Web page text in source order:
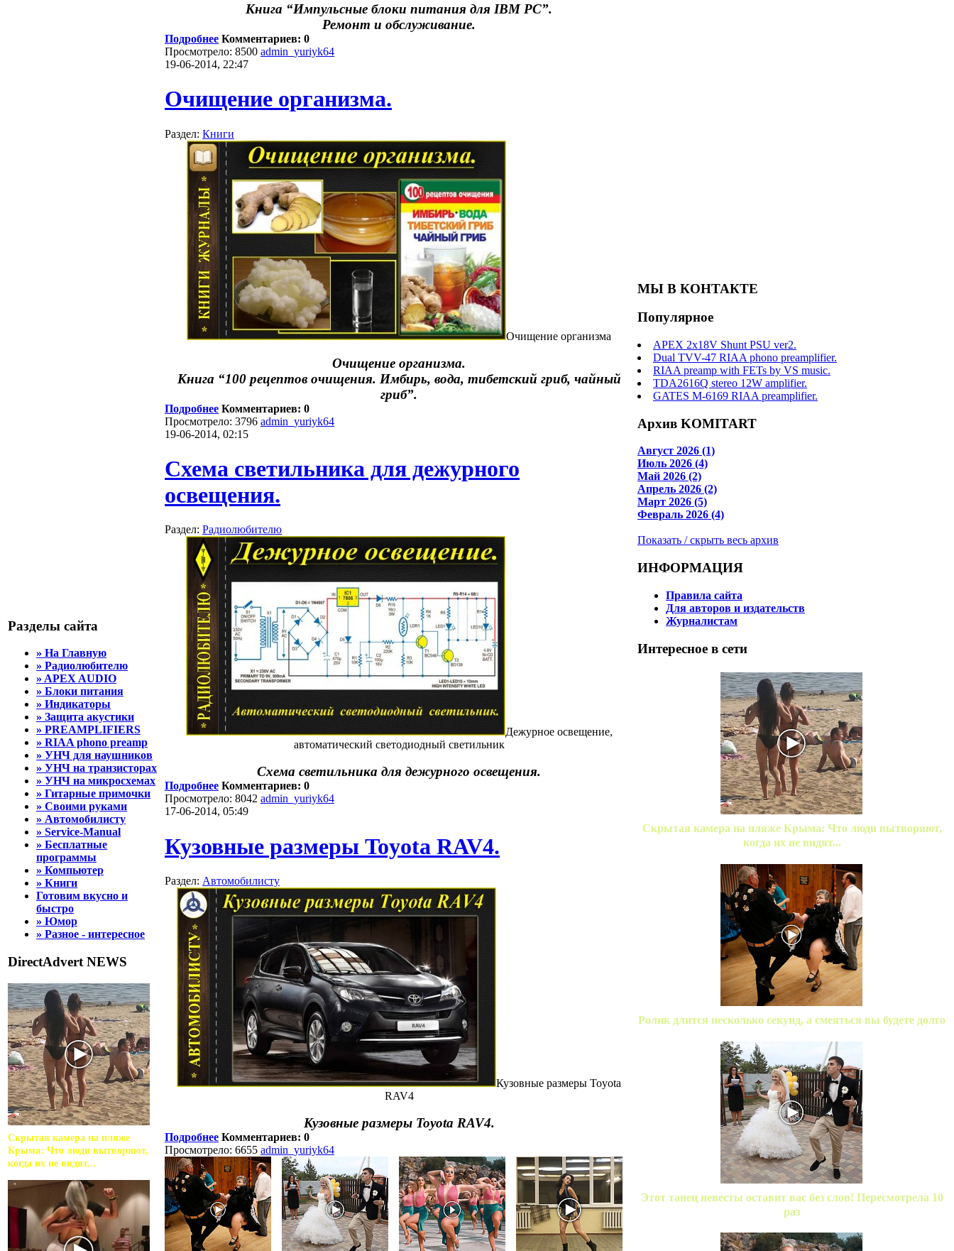
Разделы сайта
» На Главную
» Радиолюбителю
» APEX AUDIO
» Блоки питания
» Индикаторы
» Защита акустики
» PREAMPLIFIERS
» RIAA phono preamp
» УНЧ для наушников
» УНЧ на транзисторах
» УНЧ на микросхемах
» Гитарные примочки
» Своими руками
» Автомобилисту
» Service-Manual
» Бесплатные
программы
» Компьютер
» Книги
Готовим вкусно и
быстро
» Юмор
» Разное - интересное
DirectAdvert NEWS
Скрытая камера на пляже
Крыма: Что люди вытворяют,
когда их не видят...
Книга “Импульсные блоки питания для IBM PC”.
Ремонт и обслуживание.
Подробнее Комментариев: 0
Просмотрело: 8500 admin_yuriyk64
19-06-2014, 22:47
Очищение организма.
Раздел: Книги
Очищение организма
Очищение организма.
Книга “100 рецептов очищения. Имбирь, вода, тибетский гриб, чайный
гриб”.
Подробнее Комментариев: 0
Просмотрело: 3796 admin_yuriyk64
19-06-2014, 02:15
Схема светильника для дежурного
освещения.
Раздел: Радиолюбителю
Дежурное освещение,
автоматический светодиодный светильник
Схема светильника для дежурного освещения.
Подробнее Комментариев: 0
Просмотрело: 8042 admin_yuriyk64
17-06-2014, 05:49
Кузовные размеры Toyota RAV4.
Раздел: Автомобилисту
Кузовные размеры Toyota
RAV4
Кузовные размеры Toyota RAV4.
Подробнее Комментариев: 0
Просмотрело: 6655 admin_yuriyk64
МЫ В КОНТАКТЕ
Популярное
APEX 2x18V Shunt PSU ver2.
Dual TVV-47 RIAA phono preamplifier.
RIAA preamp with FETs by VS music.
TDA2616Q stereo 12W amplifier.
GATES M-6169 RIAA preamplifier.
Архив KOMITART
Август 2026 (1)
Июль 2026 (4)
Май 2026 (2)
Апрель 2026 (2)
Март 2026 (5)
Февраль 2026 (4)
Показать / скрыть весь архив
ИНФОРМАЦИЯ
Правила сайта
Для авторов и издательств
Журналистам
Интересное в сети
Скрытая камера на пляже Крыма: Что люди вытворяют,
когда их не видят...
Ролик длится несколько секунд, а смеяться вы будете долго
Этот танец невесты оставит вас без слов! Пересмотрела 10
раз